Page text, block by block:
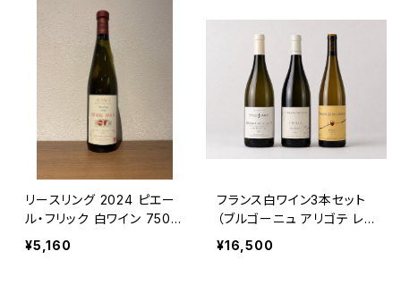
リースリング 2024 ピエー
ル・フリック 白ワイン 750m
l
¥5,160
フランス白ワイン3本セット
（ブルゴーニュ アリゴテ レ・
クリュゾット 2023・シャブリ
ペル・アスペラ 2023・リー
¥16,500